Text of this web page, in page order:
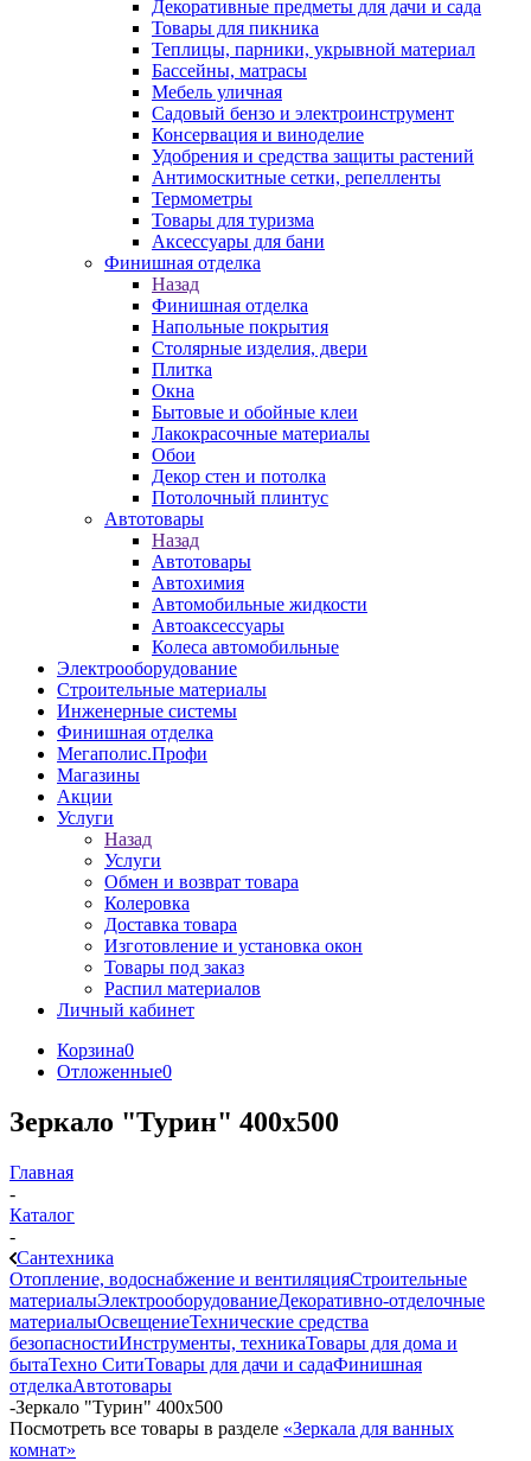
Декоративные предметы для дачи и сада
Товары для пикника
Теплицы, парники, укрывной материал
Бассейны, матрасы
Мебель уличная
Садовый бензо и электроинструмент
Консервация и виноделие
Удобрения и средства защиты растений
Антимоскитные сетки, репелленты
Термометры
Товары для туризма
Аксессуары для бани
Финишная отделка
Назад
Финишная отделка
Напольные покрытия
Столярные изделия, двери
Плитка
Окна
Бытовые и обойные клеи
Лакокрасочные материалы
Обои
Декор стен и потолка
Потолочный плинтус
Автотовары
Назад
Автотовары
Автохимия
Автомобильные жидкости
Автоаксессуары
Колеса автомобильные
Электрооборудование
Строительные материалы
Инженерные системы
Финишная отделка
Мегаполис.Профи
Магазины
Акции
Услуги
Назад
Услуги
Обмен и возврат товара
Колеровка
Доставка товара
Изготовление и установка окон
Товары под заказ
Распил материалов
Личный кабинет
Корзина0
Отложенные0
Зеркало "Турин" 400х500
Главная
-
Каталог
-
Сантехника
Отопление, водоснабжение и вентиляцияСтроительные
материалыЭлектрооборудованиеДекоративно-отделочные
материалыОсвещениеТехнические средства
безопасностиИнструменты, техникаТовары для дома и
бытаТехно СитиТовары для дачи и садаФинишная
отделкаАвтотовары
-Зеркало "Турин" 400х500
Посмотреть все товары в разделе «Зеркала для ванных
комнат»